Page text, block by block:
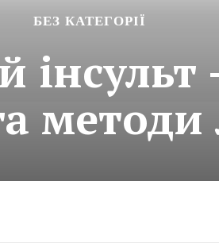
БЕЗ КАТЕГОРІЇ
методи